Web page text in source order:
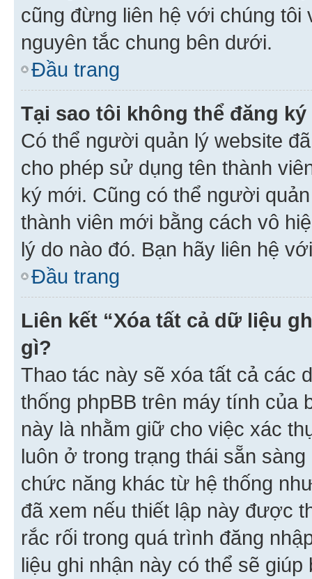
cũng đừng liên hệ với chúng
nguyên tắc chung bên dưới.
Đầu trang
Tại sao tôi không thể đăng
Có thể người quản lý website
cho phép sử dụng tên thành
ký mới. Cũng có thể người
thành viên mới bằng cách vô
lý do nào đó. Bạn hãy liên hệ
Đầu trang
Liên kết “Xóa tất cả dữ liệu
gì?
Thao tác này sẽ xóa tất cả các
thống phpBB trên máy tính của
này là nhằm giữ cho việc xác
luôn ở trong trạng thái sẵn
chức năng khác từ hệ thống
đã xem nếu thiết lập này được
rắc rối trong quá trình đăng
liệu ghi nhận này có thể sẽ